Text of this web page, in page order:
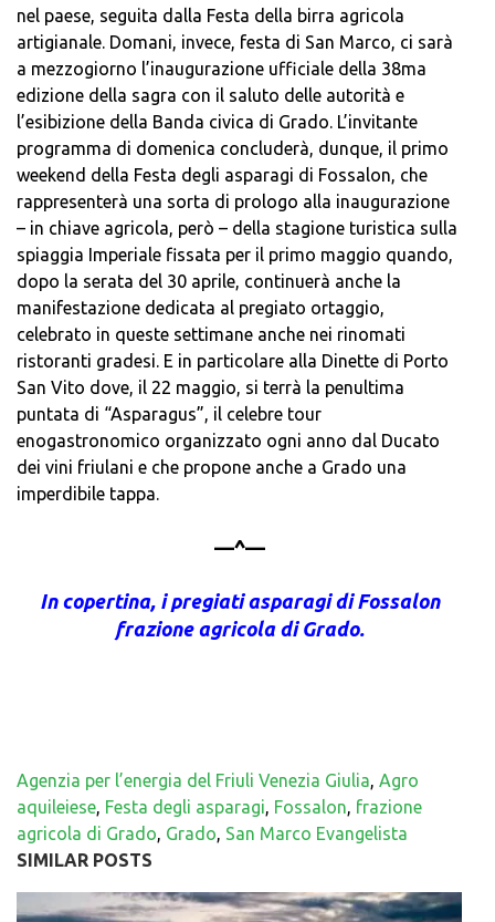
nel paese, seguita dalla Festa della birra agricola
artigianale. Domani, invece, festa di San Marco, ci sarà
a mezzogiorno l’inaugurazione ufficiale della 38ma
edizione della sagra con il saluto delle autorità e
l’esibizione della Banda civica di Grado. L’invitante
programma di domenica concluderà, dunque, il primo
weekend della Festa degli asparagi di Fossalon, che
rappresenterà una sorta di prologo alla inaugurazione
– in chiave agricola, però – della stagione turistica sulla
spiaggia Imperiale fissata per il primo maggio quando,
dopo la serata del 30 aprile, continuerà anche la
manifestazione dedicata al pregiato ortaggio,
celebrato in queste settimane anche nei rinomati
ristoranti gradesi. E in particolare alla Dinette di Porto
San Vito dove, il 22 maggio, si terrà la penultima
puntata di “Asparagus”, il celebre tour
enogastronomico organizzato ogni anno dal Ducato
dei vini friulani e che propone anche a Grado una
imperdibile tappa.
—^—
In copertina, i pregiati asparagi di Fossalon
frazione agricola di Grado.
Agenzia per l’energia del Friuli Venezia Giulia, Agro
aquileiese, Festa degli asparagi, Fossalon, frazione
agricola di Grado, Grado, San Marco Evangelista
SIMILAR POSTS